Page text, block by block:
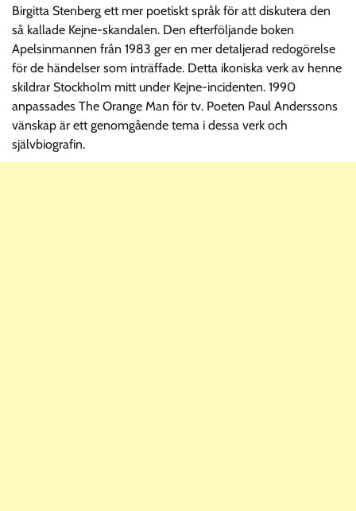
Birgitta Stenberg ett mer poetiskt språk för att diskutera den
så kallade Kejne-skandalen. Den efterföljande boken
Apelsinmannen från 1983 ger en mer detaljerad redogörelse
för de händelser som inträffade. Detta ikoniska verk av henne
skildrar Stockholm mitt under Kejne-incidenten. 1990
anpassades The Orange Man för tv. Poeten Paul Anderssons
vänskap är ett genomgående tema i dessa verk och
självbiografin.